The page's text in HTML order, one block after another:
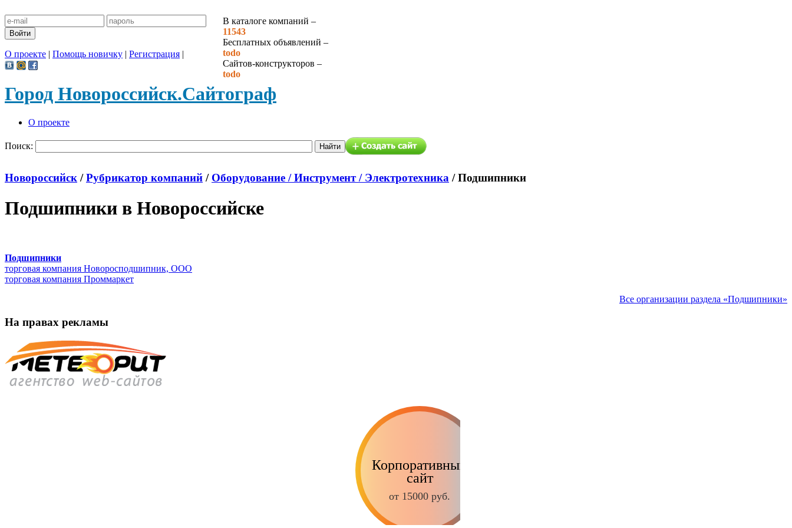
В каталоге компаний –
11543
Бесплатных объявлений –
todo
Сайтов-конструкторов –
todo
О проекте | Помощь новичку | Регистрация |
Город Новороссийск.Сайтограф
О проекте
Поиск:
Новороссийск /Рубрикатор компаний / Оборудование / Инструмент / Электротехника /Подшипники
Подшипники в Новороссийске
Подшипники
торговая компания Новоросподшипник, ООО
торговая компания Проммаркет
Все организации раздела «Подшипники»
На правах рекламы
Корпоративный
сайт
от 15000 руб.